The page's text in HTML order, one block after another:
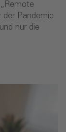
Pandemie
nur die